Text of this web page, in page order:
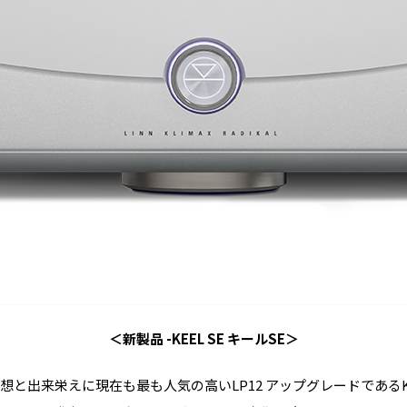
＜新製品 -KEEL SE キールSE＞
と出来栄えに現在も最も人気の高いLP12 アップグレードである